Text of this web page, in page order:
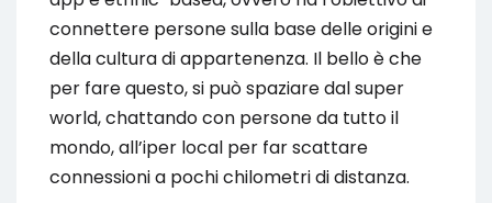
connettere persone sulla base delle origini e
della cultura di appartenenza. Il bello è che
per fare questo, si può spaziare dal super
world, chattando con persone da tutto il
mondo, all’iper local per far scattare
connessioni a pochi chilometri di distanza.